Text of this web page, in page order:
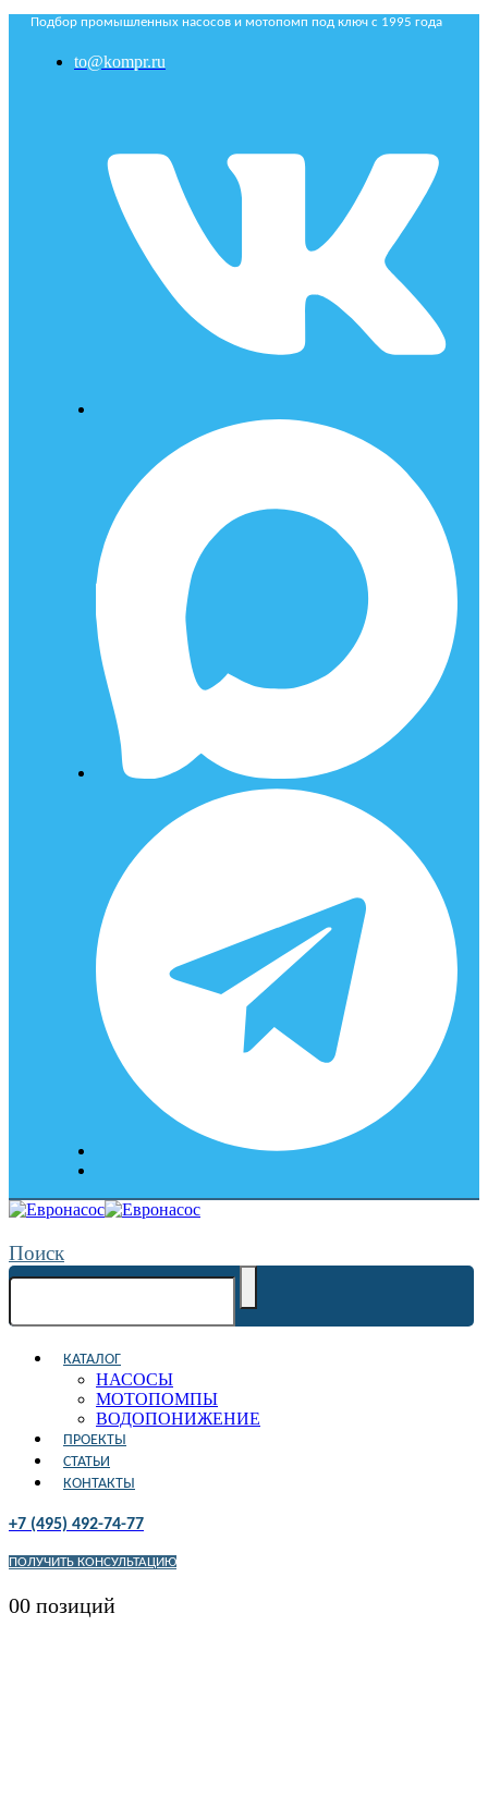
Подбор промышленных насосов и мотопомп под ключ с 1995 года
to@kompr.ru
Поиск
КАТАЛОГ
НАСОСЫ
МОТОПОМПЫ
ВОДОПОНИЖЕНИЕ
ПРОЕКТЫ
СТАТЬИ
КОНТАКТЫ
+7 (495) 492-74-77
ПОЛУЧИТЬ КОНСУЛЬТАЦИЮ
00 позиций